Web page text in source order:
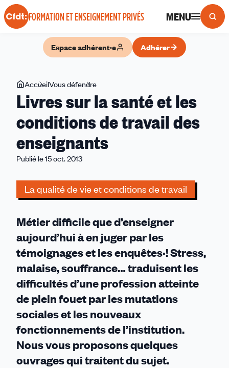
Panneau de gestion des cookies
FORMATION ET ENSEIGNEMENT PRIVÉS MENU
Espace adhérent·e Adhérer
Vous
êtes
ici
AccueilVous défendre
sur
santé
et
les
travail
des
Livres sur la santé et les
conditions de travail des
enseignants
Publié le 15 oct. 2013
La qualité de vie et conditions de travail
Métier difficile que d’enseigner
aujourd’hui à en juger par les
témoignages et les enquêtes·! Stress,
malaise, souffrance… traduisent les
difficultés d’une profession atteinte
de plein fouet par les mutations
sociales et les nouveaux
fonctionnements de l’institution.
Nous vous proposons quelques
ouvrages qui traitent du sujet.